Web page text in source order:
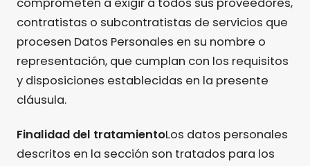
contratistas o subcontratistas de servicios que
procesen Datos Personales en su nombre o
representación, que cumplan con los requisitos
y disposiciones establecidas en la presente
cláusula.
Finalidad del tratamientoLos datos personales
descritos en la sección son tratados para los